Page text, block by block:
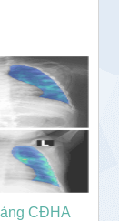
CĐHA